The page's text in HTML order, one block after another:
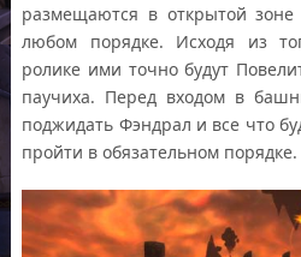
размещаются в открытой
любом порядке. Исходя из
ролике ими точно будут
паучиха. Перед входом в
поджидать Фэндрал и все что
пройти в обязательном порядке.